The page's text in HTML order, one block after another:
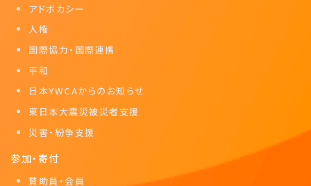
アドボカシー
人権
国際協力・国際連携
平和
日本YWCAからのお知らせ
東日本大震災被災者支援
災害・紛争支援
参加・寄付
賛助員・会員